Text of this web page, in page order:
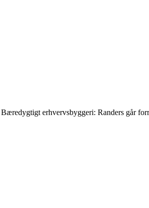
Bæredygtigt erhvervsbyggeri: Randers går